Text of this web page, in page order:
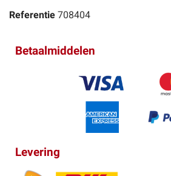
Referentie 708404
Betaalmiddelen
Levering